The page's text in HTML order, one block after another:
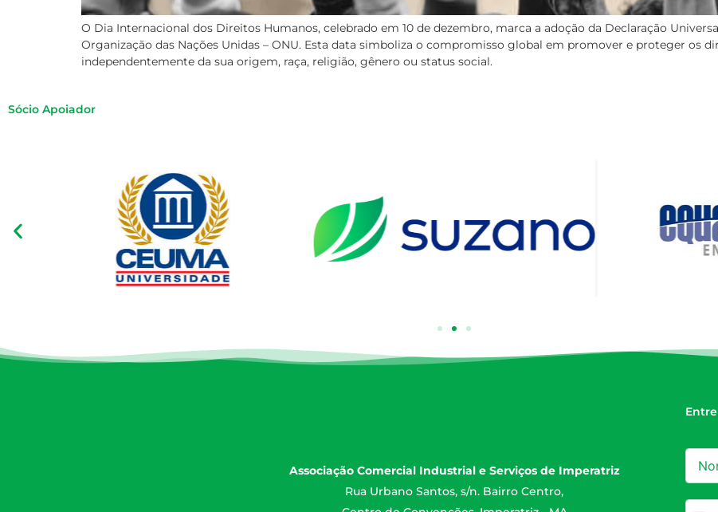
O Dia Internacional dos Direitos Humanos, celebrado em 10 de dezembro, marca a adoção da Declaração
Organização das Nações Unidas – ONU. Esta data simboliza o compromisso global em promover e proteger os
independentemente da sua origem, raça, religião, gênero ou status social.
Sócio Apoiador
Associação Comercial Industrial e Serviços de Imperatriz
Rua Urbano Santos, s/n. Bairro Centro,